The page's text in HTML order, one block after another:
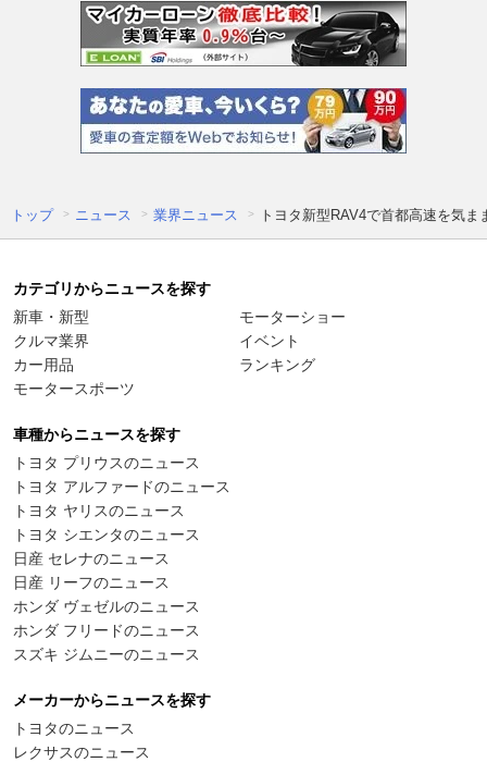
トップ ニュース 業界ニュース トヨタ新型RAV4で首都高速を気
カテゴリからニュースを探す
新車・新型
クルマ業界
カー用品
モータースポーツ
モーターショー
イベント
ランキング
車種からニュースを探す
トヨタ プリウスのニュース
トヨタ アルファードのニュース
トヨタ ヤリスのニュース
トヨタ シエンタのニュース
日産 セレナのニュース
日産 リーフのニュース
ホンダ ヴェゼルのニュース
ホンダ フリードのニュース
スズキ ジムニーのニュース
メーカーからニュースを探す
トヨタのニュース
レクサスのニュース